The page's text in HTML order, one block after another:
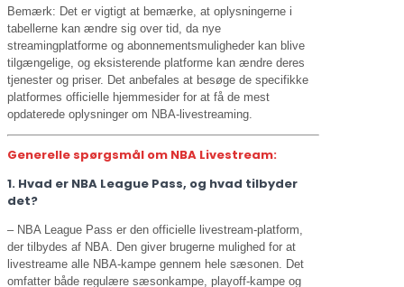
Bemærk: Det er vigtigt at bemærke, at oplysningerne i
tabellerne kan ændre sig over tid, da nye
streamingplatforme og abonnementsmuligheder kan blive
tilgængelige, og eksisterende platforme kan ændre deres
tjenester og priser. Det anbefales at besøge de specifikke
platformes officielle hjemmesider for at få de mest
opdaterede oplysninger om NBA-livestreaming.
Generelle spørgsmål om NBA Livestream:
1. Hvad er NBA League Pass, og hvad tilbyder
det?
– NBA League Pass er den officielle livestream-platform,
der tilbydes af NBA. Den giver brugerne mulighed for at
livestreame alle NBA-kampe gennem hele sæsonen. Det
omfatter både regulære sæsonkampe, playoff-kampe og